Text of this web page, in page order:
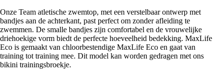
Onze Team atletische zwemtop, met een verstelbaar ontwerp met
bandjes aan de achterkant, past perfect om zonder afleiding te
zwemmen. De smalle bandjes zijn comfortabel en de vrouwelijke
driehoekige vorm biedt de perfecte hoeveelheid bedekking. MaxLife
Eco is gemaakt van chloorbestendige MaxLife Eco en gaat van
training tot training mee. Dit model kan worden gedragen met ons
bikini trainingsbroekje.